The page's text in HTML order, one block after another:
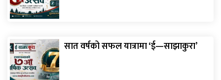
सात वर्षको सफल यात्रामा ‘ई—साझाकुरा’